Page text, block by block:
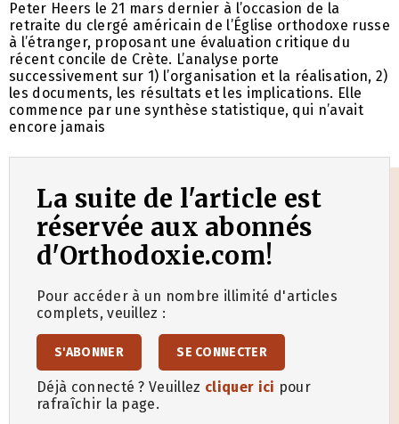
Peter Heers le 21 mars dernier à l’occasion de la
retraite du clergé américain de l’Église orthodoxe russe
à l’étranger, proposant une évaluation critique du
récent concile de Crète. L’analyse porte
successivement sur 1) l’organisation et la réalisation, 2)
les documents, les résultats et les implications. Elle
commence par une synthèse statistique, qui n’avait
encore jamais
La suite de l'article est
réservée aux abonnés
d'Orthodoxie.com!
Pour accéder à un nombre illimité d'articles
complets, veuillez :
S'ABONNER SE CONNECTER
Déjà connecté ? Veuillez cliquer ici pour
rafraîchir la page.